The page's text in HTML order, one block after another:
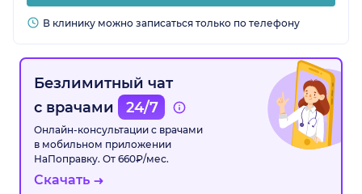
В клинику можно записаться только по телефону
Безлимитный чат
с врачами
24/7
Онлайн-консультации с врачами
в мобильном приложении
НаПоправку. От 660₽/мес.
Скачать